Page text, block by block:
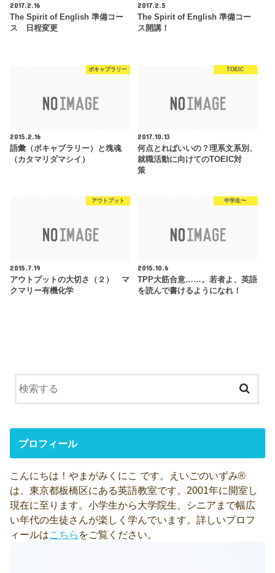
2017.2.16
The Spirit of English 準備コー
ス 日程変更
2017.2.5
The Spirit of English 準備コー
ス開講！
ボキャブラリー
2015.2.16
語彙（ボキャブラリー）と塊魂
（カタマリダマシイ）
TOEIC
2017.10.13
何点とればいいの？理系文系別、
就職活動に向けてのTOEIC対
策
アウトプット
2015.7.19
アウトプットの大切さ（２） マ
クマリー有機化学
中学生〜
2015.10.6
TPP大筋合意……。若者よ、英語
を読んで書けるようになれ！
プロフィール
こんにちは！やまがみくにこ です。えいごのいずみ®
は、東京都板橋区にある英語教室です。2001年に開室し
現在に至ります。小学生から大学院生、シニアまで幅広
い年代の生徒さんが楽しく学んでいます。詳しいプロフ
ィールはこちら をご覧ください。